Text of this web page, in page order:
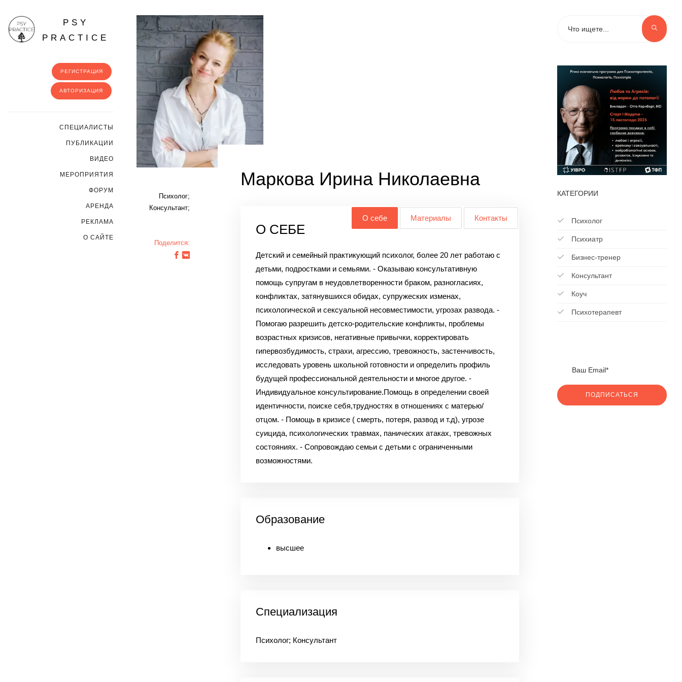
PSY
PRACTICE
РЕГИСТРАЦИЯ
АВТОРИЗАЦИЯ
CПЕЦИАЛИСТЫ
ПУБЛИКАЦИИ
ВИДЕО
МЕРОПРИЯТИЯ
ФОРУМ
АРЕНДА
РЕКЛАМА
О САЙТЕ
Психолог;
Консультант;
Поделится:
Маркова Ирина Николаевна
О себе Материалы Контакты
О СЕБЕ
Детский и семейный практикующий психолог, более 20 лет работаю с
детьми, подростками и семьями. - Оказываю консультативную
помощь супругам в неудовлетворенности браком, разногласиях,
конфликтах, затянувшихся обидах, супружеских изменах,
психологической и сексуальной несовместимости, угрозах развода. -
Помогаю разрешить детско-родительские конфликты, проблемы
возрастных кризисов, негативные привычки, корректировать
гипервозбудимость, страхи, агрессию, тревожность, застенчивость,
исследовать уровень школьной готовности и определить профиль
будущей профессиональной деятельности и многое другое. -
Индивидуальное консультирование.Помощь в определении своей
идентичности, поиске себя,трудностях в отношениях с матерью/
отцом. - Помощь в кризисе ( смерть, потеря, развод и т.д), угрозе
суицида, психологических травмах, панических атаках, тревожных
состояниях. - Сопровождаю семьи с детьми с ограниченными
возможностями.
Образование
высшее
Специализация
Психолог; Консультант
КАТЕГОРИИ
Психолог
Психиатр
Бизнес-тренер
Консультант
Коуч
Психотерапевт
ПОДПИСАТЬСЯ